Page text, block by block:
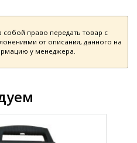
собой право передать товар с
от описания, данного на
у менеджера.